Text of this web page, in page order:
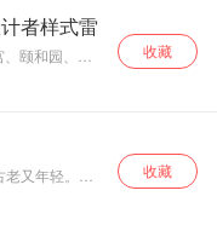
SSS阶而发愁。
在陌生的世界收获
熟悉的亲情，用强
大的能力来保护身
友情让传说降临
吧！
，这个沙漠边
合院。由上述
、复合型文
方，它的地
了它的独特
合院“、统万
曲等，在时
，并一再呼吁
者样式雷
颐和园、圆
古建筑，全
雷”。 本书
重修圆明
了样式雷勤
。
收藏
又年轻。一
世居民族之
不一，但从
收藏